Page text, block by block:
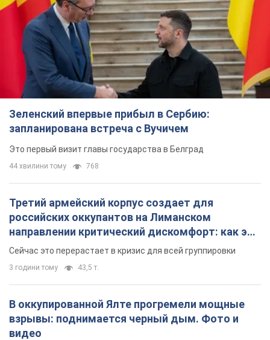
Зеленский впервые прибыл в Сербию:
запланирована встреча с Вучичем
Это первый визит главы государства в Белград
44 хвилини тому 768
Третий армейский корпус создает для
российских оккупантов на Лиманском
направлении критический дискомфорт: как это
удалось
Сейчас это перерастает в кризис для всей группировки
3 години тому 43,5 т.
В оккупированной Ялте прогремели мощные
взрывы: поднимается черный дым. Фото и
видео